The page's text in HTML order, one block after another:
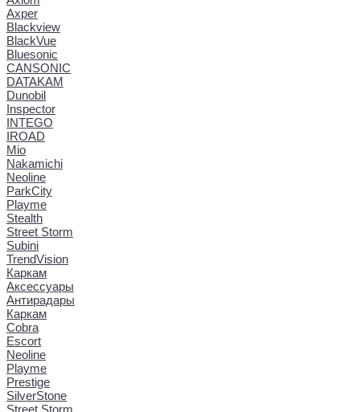
Axper
Blackview
BlackVue
Bluesonic
CANSONIC
DATAKAM
Dunobil
Inspector
INTEGO
IROAD
Mio
Nakamichi
Neoline
ParkCity
Playme
Stealth
Street Storm
Subini
TrendVision
Каркам
Аксессуары
Антирадары
Каркам
Cobra
Escort
Neoline
Playme
Prestige
SilverStone
Street Storm